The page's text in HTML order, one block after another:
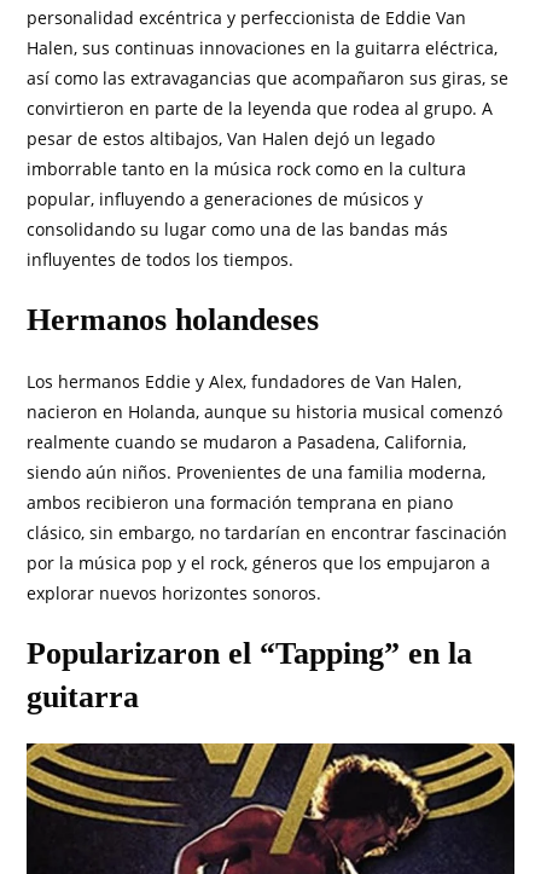
personalidad excéntrica y perfeccionista de Eddie Van
Halen, sus continuas innovaciones en la guitarra eléctrica,
así como las extravagancias que acompañaron sus giras, se
convirtieron en parte de la leyenda que rodea al grupo. A
pesar de estos altibajos, Van Halen dejó un legado
imborrable tanto en la música rock como en la cultura
popular, influyendo a generaciones de músicos y
consolidando su lugar como una de las bandas más
influyentes de todos los tiempos.
Hermanos holandeses
Los hermanos Eddie y Alex, fundadores de Van Halen,
nacieron en Holanda, aunque su historia musical comenzó
realmente cuando se mudaron a Pasadena, California,
siendo aún niños. Provenientes de una familia moderna,
ambos recibieron una formación temprana en piano
clásico, sin embargo, no tardarían en encontrar fascinación
por la música pop y el rock, géneros que los empujaron a
explorar nuevos horizontes sonoros.
Popularizaron el “Tapping” en la
guitarra